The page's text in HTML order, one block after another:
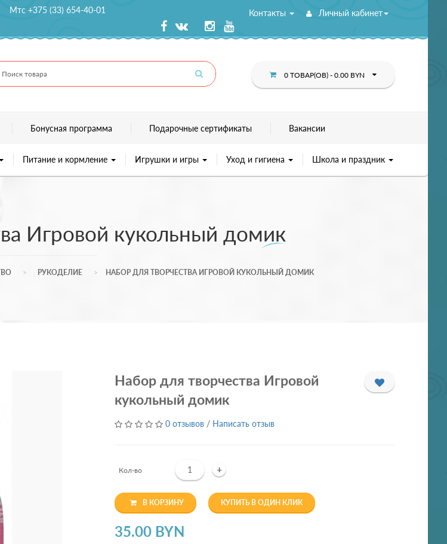
Мтс +375 (33) 654-40-01 Контакты Личный кабинет
0 ТОВАР(ОВ) - 0.00 BYN
Бонусная программа Подарочные сертификаты Вакансии
Питание и кормление Игрушки и игры Уход и гигиена Школа и праздник
Игровой кукольный домик
РУКОДЕЛИЕ НАБОР ДЛЯ ТВОРЧЕСТВА ИГРОВОЙ КУКОЛЬНЫЙ ДОМИК
Набор для творчества Игровой
кукольный домик
0 отзывов / Написать отзыв
Кол-во +
В КОРЗИНУ КУПИТЬ В ОДИН КЛИК
35.00 BYN